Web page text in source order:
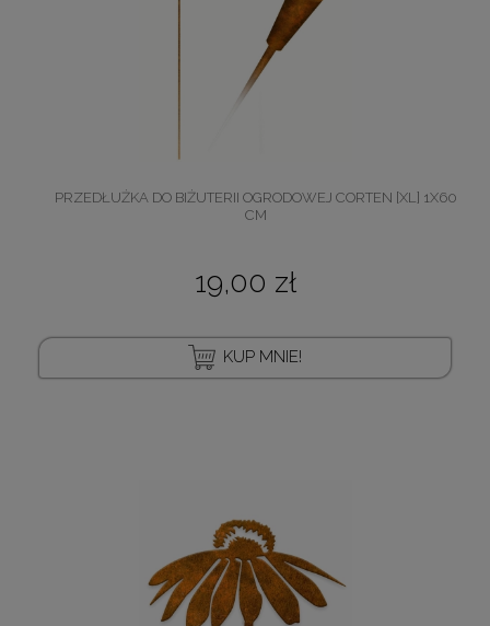
PRZEDŁUŻKA DO BIŻUTERII OGRODOWEJ CORTEN [XL] 1X60
CM
19,00 zł
KUP MNIE!